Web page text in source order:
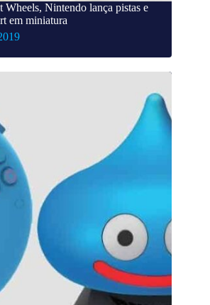
Wheels, Nintendo lança pistas e
em miniatura